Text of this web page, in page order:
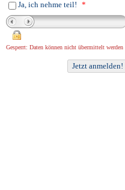
Ja, ich nehme teil! *
Gesperrt: Daten können nicht übermittelt werden